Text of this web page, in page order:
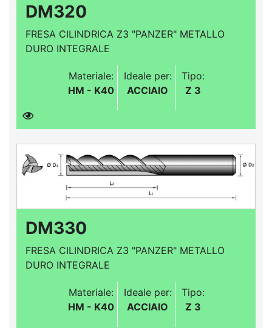
DM320
FRESA CILINDRICA Z3 "PANZER" METALLO
DURO INTEGRALE
Materiale:
HM - K40
Ideale per:
ACCIAIO
Tipo:
Z 3
DM330
FRESA CILINDRICA Z3 "PANZER" METALLO
DURO INTEGRALE
Materiale:
HM - K40
Ideale per:
ACCIAIO
Tipo:
Z 3